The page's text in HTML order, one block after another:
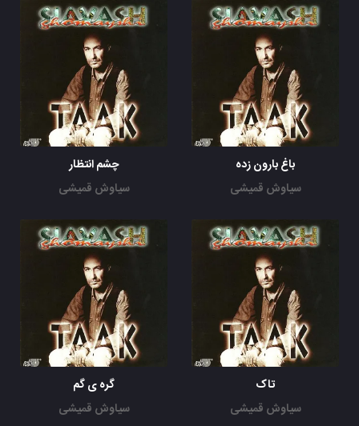
باغ بارون زده
سیاوش قمیشی
چشم انتظار
سیاوش قمیشی
تاک
سیاوش قمیشی
گره ی گم
سیاوش قمیشی